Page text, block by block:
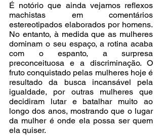
É notório que ainda vejamos reflexos
machistas em comentários
estereotipados elaborados por homens.
No entanto, à medida que as mulheres
dominam o seu espaço, a rotina acaba
com o espanto, a surpresa
preconceituosa e a discriminação. O
fruto conquistado pelas mulheres hoje é
resultado da busca incansável pela
igualdade, por outras mulheres que
decidiram lutar e batalhar muito ao
longo dos anos, mostrando que o lugar
da mulher é onde ela possa ser quem
ela quiser.